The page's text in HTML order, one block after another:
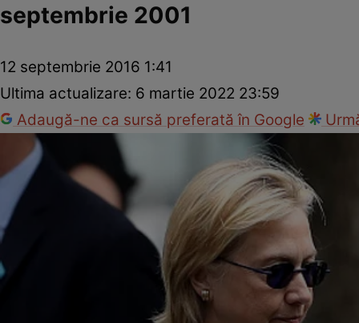
septembrie 2001
12 septembrie 2016 1:41
Ultima actualizare: 6 martie 2022 23:59
Adaugă-ne ca sursă preferată în Google